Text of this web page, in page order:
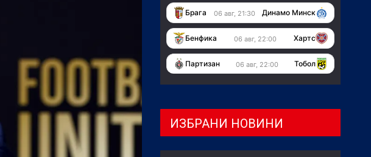
Брага 06 авг, 21:30 Динамо Минск
Бенфика 06 авг, 22:00 Хартс
Партизан 06 авг, 22:00 Тобол
ИЗБРАНИ НОВИНИ